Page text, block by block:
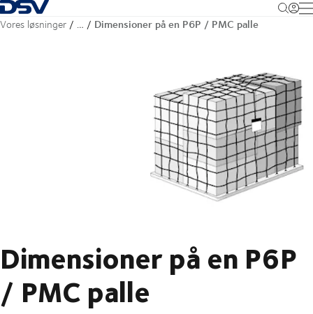
Tilbage til forsiden
Vores løsninger … Dimensioner på en P6P / PMC palle
Dimensioner på en P6P
/ PMC palle